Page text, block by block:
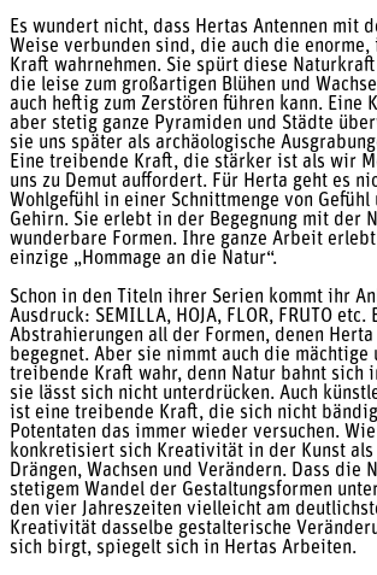
Es wundert nicht, dass Hertas Antennen mit
Weise verbunden sind, die auch die enorme,
Kraft wahrnehmen. Sie spürt diese
die leise zum großartigen Blühen und
auch heftig zum Zerstören führen kann. Eine
aber stetig ganze Pyramiden und Städte
sie uns später als archäologische
Eine treibende Kraft, die stärker ist als wir
uns zu Demut auffordert. Für Herta geht es
Wohlgefühl in einer Schnittmenge von Gefühl
Gehirn. Sie erlebt in der Begegnung mit der
wunderbare Formen. Ihre ganze Arbeit
einzige „Hommage an die Natur“.
Schon in den Titeln ihrer Serien kommt ihr
Ausdruck: SEMILLA, HOJA, FLOR, FRUTO etc.
Abstrahierungen all der Formen, denen
begegnet. Aber sie nimmt auch die mächtige
treibende Kraft wahr, denn Natur bahnt sich
sie lässt sich nicht unterdrücken. Auch
ist eine treibende Kraft, die sich nicht
Potentaten das immer wieder versuchen.
konkretisiert sich Kreativität in der Kunst als
Drängen, Wachsen und Verändern. Dass die
stetigem Wandel der Gestaltungsformen
den vier Jahreszeiten vielleicht am
Kreativität dasselbe gestalterische
sich birgt, spiegelt sich in Hertas Arbeiten.